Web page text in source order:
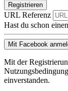
Registrieren
URL Referenz
Hast du schon
Mit Facebook
Mit der
einverstanden.